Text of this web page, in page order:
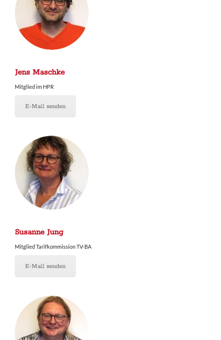
Jens Maschke
Mitglied im HPR
E-Mail senden
Susanne Jung
Mitglied Tarifkommission TV-BA
E-Mail senden